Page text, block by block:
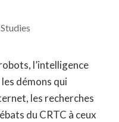
l’intelligence
démons qui
les recherches
du CRTC à ceux